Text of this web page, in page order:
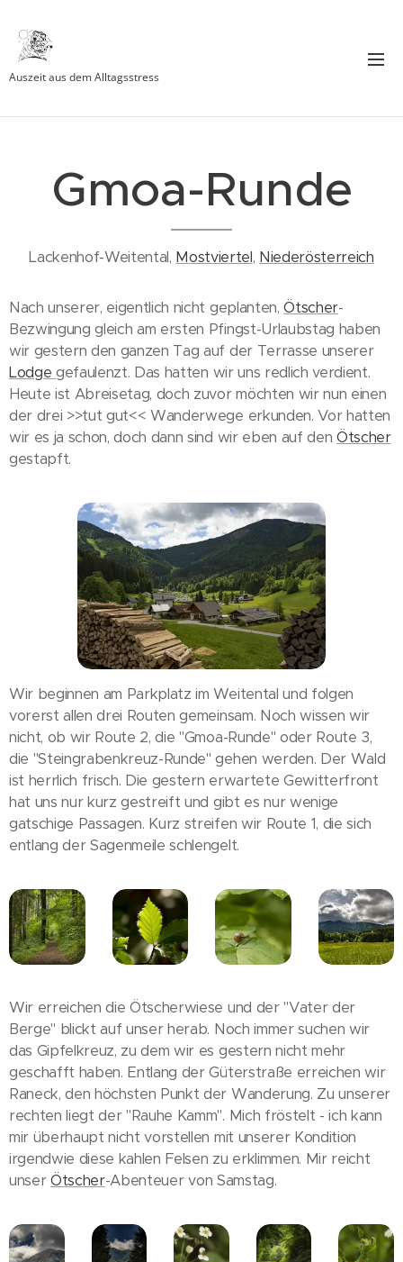
Auszeit aus dem Alltagsstress
Gmoa-Runde
Lackenhof-Weitental, Mostviertel, Niederösterreich
Nach unserer, eigentlich nicht geplanten,Ötscher-
Bezwingung gleich am ersten Pfingst-Urlaubstag haben
wir gestern den ganzen Tag auf der Terrasse unserer
Lodgegefaulenzt. Das hatten wir uns redlich verdient.
Heute ist Abreisetag, doch zuvor möchten wir nun einen
der drei >>tut gut<< Wanderwege erkunden. Vor hatten
wir es ja schon, doch dann sind wir eben auf den Ötscher
gestapft.
Wir beginnen am Parkplatz im Weitental und folgen
vorerst allen drei Routen gemeinsam. Noch wissen wir
nicht, ob wir Route 2, die "Gmoa-Runde" oder Route 3,
die "Steingrabenkreuz-Runde" gehen werden. Der Wald
ist herrlich frisch. Die gestern erwartete Gewitterfront
hat uns nur kurz gestreift und gibt es nur wenige
gatschige Passagen. Kurz streifen wir Route 1, die sich
entlang der Sagenmeile schlengelt.
Wir erreichen die Ötscherwiese und der "Vater der
Berge" blickt auf unser herab. Noch immer suchen wir
das Gipfelkreuz, zu dem wir es gestern nicht mehr
geschafft haben. Entlang der Güterstraße erreichen wir
Raneck, den höchsten Punkt der Wanderung. Zu unserer
rechten liegt der "Rauhe Kamm". Mich fröstelt - ich kann
mir überhaupt nicht vorstellen mit unserer Kondition
irgendwie diese kahlen Felsen zu erklimmen. Mir reicht
unserÖtscher-Abenteuer von Samstag.